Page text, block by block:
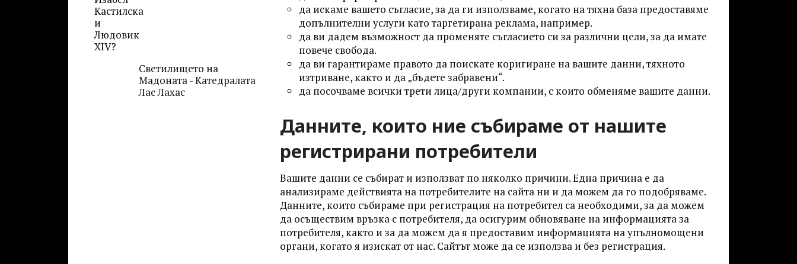
да искаме вашето съгласие, за да ги използваме, когато на тяхна база предоставяме
допълнителни услуги като таргетирана реклама, например.
да ви дадем възможност да променяте съгласието си за различни цели, за да имате
повече свобода.
да ви гарантираме правото да поискате коригиране на вашите данни, тяхното
изтриване, както и да „бъдете забравени“.
да посочваме всички трети лица/други компании, с които обменяме вашите данни.
Данните, които ние събираме от нашите
регистрирани потребители
Вашите данни се събират и използват по няколко причини. Една причина е да
анализираме действията на потребителите на сайта ни и да можем да го подобряваме.
Данните, които събираме при регистрация на потребител са необходими, за да можем
да осъществим връзка с потребителя, да осигурим обновяване на информацията за
потребителя, както и за да можем да я предоставим информацията на упълномощени
органи, когато я изискат от нас. Сайтът може да се използва и без регистрация.
Светилището на
Мадоната - Катедралата
Лас Лахас